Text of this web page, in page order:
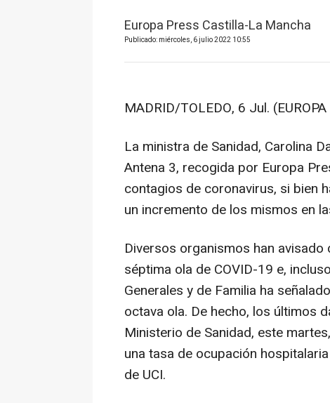
Europa Press Castilla-La Mancha
Publicado: miércoles, 6 julio 2022 10:55
MADRID/TOLEDO, 6 Jul.
La ministra de Sanidad, Carolina
Antena 3, recogida por Europa
contagios de coronavirus, si bien
un incremento de los mismos en
Diversos organismos han avisado
séptima ola de COVID-19 e,
Generales y de Familia ha
octava ola. De hecho, los últimos
Ministerio de Sanidad, este
una tasa de ocupación
de UCI.